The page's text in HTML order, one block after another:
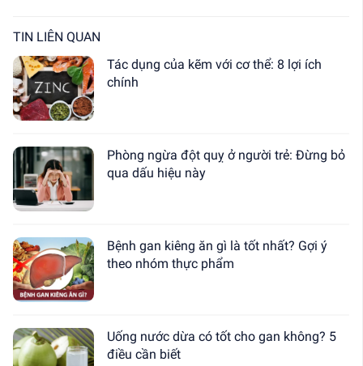
TIN LIÊN QUAN
Tác dụng của kẽm với cơ thể: 8 lợi ích
chính
Phòng ngừa đột quỵ ở người trẻ: Đừng bỏ
qua dấu hiệu này
Bệnh gan kiêng ăn gì là tốt nhất? Gợi ý
theo nhóm thực phẩm
Uống nước dừa có tốt cho gan không? 5
điều cần biết